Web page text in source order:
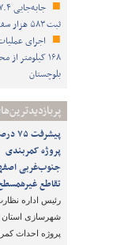
ثبت ۵۸۳ هزار سفر باری
اجرای
۱۶۸ کیلومتر
بلوچستان
پیشرفت
پروژه کمربندی
جنوب‌غربی
تقاطع
رئیس اداره
پروژه احداث